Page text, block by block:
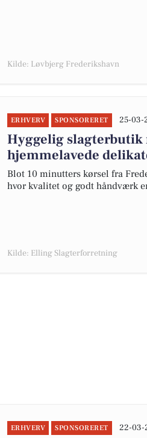
Kilde: Løvbjerg Frederikshavn
ERHVERV SPONSORERET 25-03-
Hyggelig
hjemmelavede
Blot 10 minutters kørsel fra
hvor kvalitet og godt håndværk
Kilde: Elling Slagterforretning
ERHVERV SPONSORERET 22-03-